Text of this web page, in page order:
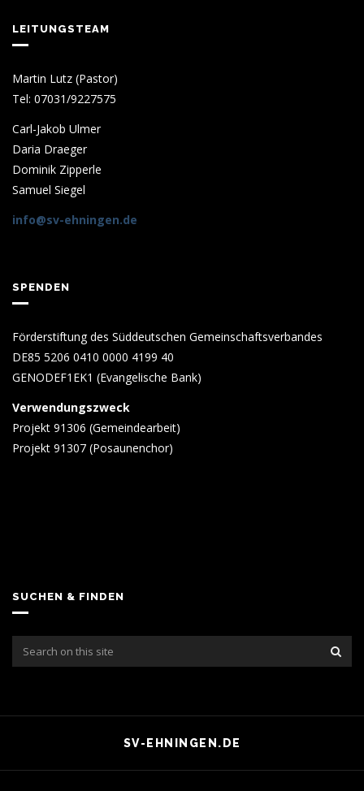
LEITUNGSTEAM
Martin Lutz (Pastor)
Tel: 07031/9227575
Carl-Jakob Ulmer
Daria Draeger
Dominik Zipperle
Samuel Siegel
info@sv-ehningen.de
SPENDEN
Förderstiftung des Süddeutschen Gemeinschaftsverbandes
DE85 5206 0410 0000 4199 40
GENODEF1EK1 (Evangelische Bank)
Verwendungszweck
Projekt 91306 (Gemeindearbeit)
Projekt 91307 (Posaunenchor)
SUCHEN & FINDEN
SV-EHNINGEN.DE